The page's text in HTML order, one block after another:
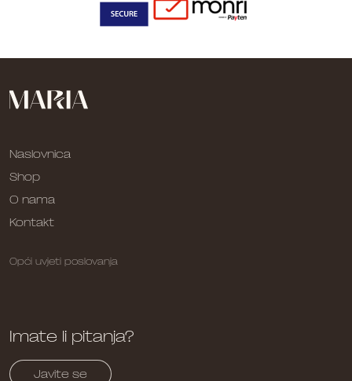
Naslovnica
Shop
O nama
Kontakt
Opći uvjeti poslovanja
Imate li pitanja?
Javite se